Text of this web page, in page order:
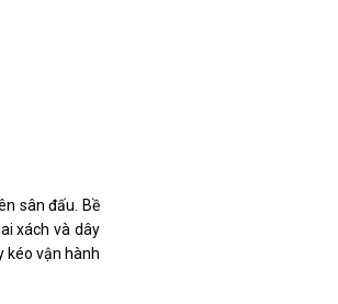
sân đấu. Bề
xách và dây
kéo vận hành